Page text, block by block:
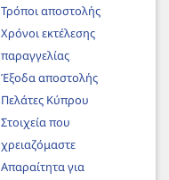
Τρόποι αποστολής
Χρόνοι εκτέλεσης
παραγγελίας
Έξοδα αποστολής
Πελάτες Κύπρου
Στοιχεία που
χρειαζόμαστε
Απαραίτητα για